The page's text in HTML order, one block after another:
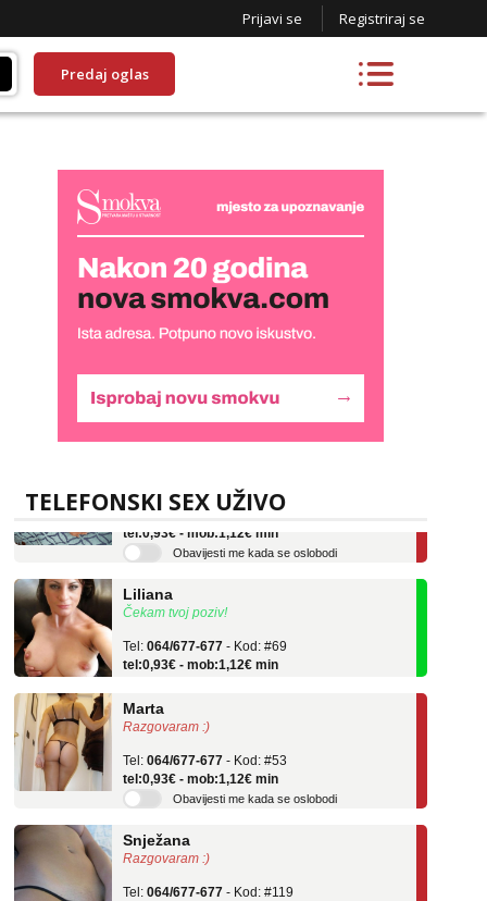
Prijavi se Registriraj se
Predaj oglas
TELEFONSKI SEX UŽIVO
Lucija
Tel:064/677-677 - Kod: #136
tel:0,93€ - mob:1,12€ min
Obavijesti me kada se oslobodi
Čekam tvoj poziv!
tel:0,93€ - mob:1,12€ min
Razgovaram :)
tel:0,93€ - mob:1,12€ min
Obavijesti me kada se oslobodi
Razgovaram :)
tel:0,93€ - mob:1,12€ min